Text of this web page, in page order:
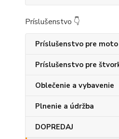
Príslušenstvo 👇
Príslušenstvo pre moto
Príslušenstvo pre
Oblečenie a vybavenie
Plnenie a údržba
DOPREDAJ